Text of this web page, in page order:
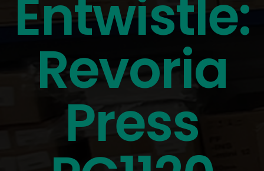
Entwistle:
Revoria
Press